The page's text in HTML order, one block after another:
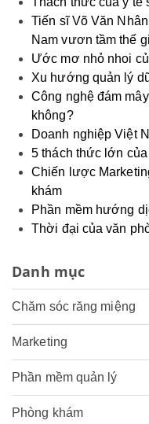
Tiến sĩ Võ Văn
Nam vươn tầm thế
Ước mơ nhỏ nhoi
Xu hướng quản lý
Công nghệ đám
không?
Doanh nghiệp Việt
5 thách thức lớn
Chiến lược
khám
Phần mềm hướng
Thời đại của văn
Danh mục
Chăm sóc răng miệng
Marketing
Phần mềm quản lý
Phòng khám